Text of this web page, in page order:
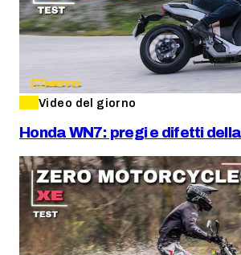
Video del giorno
Honda WN7: pregi e difetti